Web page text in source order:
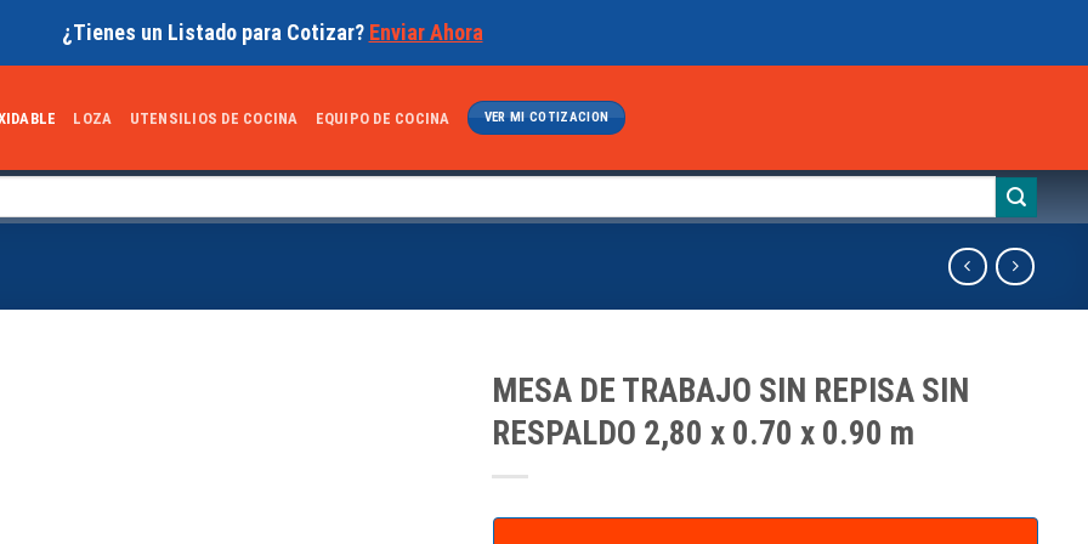
¿Tienes un Listado para Cotizar? Enviar Ahora
LOZA UTENSILIOS DE COCINA EQUIPO DE COCINA VER MI COTIZACION
MESA DE TRABAJO SIN REPISA SIN
RESPALDO 2,80 x 0.70 x 0.90 m